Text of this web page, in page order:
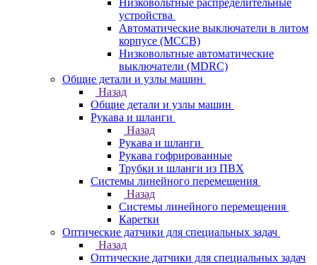
Низковольтные распределительные
устройства
Автоматические выключатели в литом
корпусе (MCCB)
Низковольтные автоматические
выключатели (MDRC)
Общие детали и узлы машин
Назад
Общие детали и узлы машин
Рукава и шланги
Назад
Рукава и шланги
Рукава гофрированные
Трубки и шланги из ПВХ
Системы линейного перемещения
Назад
Системы линейного перемещения
Каретки
Оптические датчики для специальных задач
Назад
Оптические датчики для специальных задач